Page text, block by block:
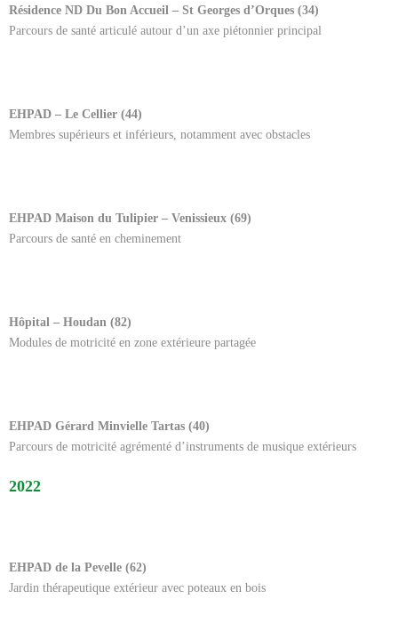
Résidence ND Du Bon Accueil – St Georges d’Orques (34)
Parcours de santé articulé autour d’un axe piétonnier principal
EHPAD – Le Cellier (44)
Membres supérieurs et inférieurs, notamment avec obstacles
EHPAD Maison du Tulipier – Venissieux (69)
Parcours de santé en cheminement
Hôpital – Houdan (82)
Modules de motricité en zone extérieure partagée
EHPAD Gérard Minvielle Tartas (40)
Parcours de motricité agrémenté d’instruments de musique extérieurs
2022
EHPAD de la Pevelle (62)
Jardin thérapeutique extérieur avec poteaux en bois